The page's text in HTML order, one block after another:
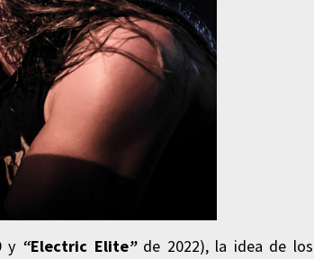
y “Electric Elite”de 2022), la idea de los